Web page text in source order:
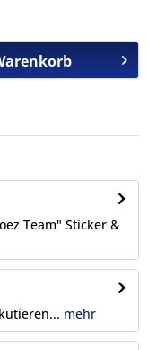
Team" Sticker &
mehr